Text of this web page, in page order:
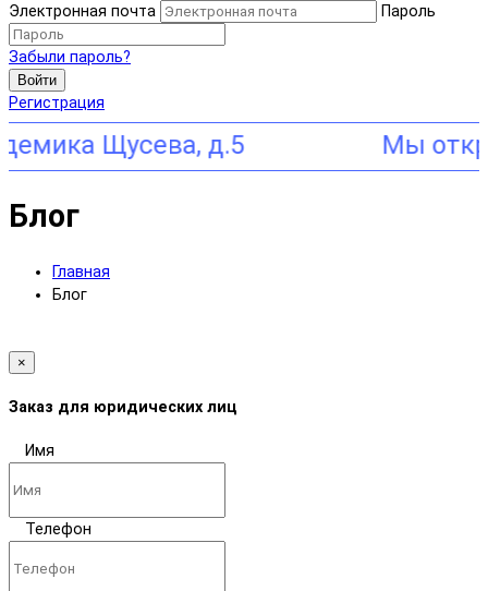
Электронная почта
Пароль
Забыли пароль?
Войти
Регистрация
Щусева, д.5
Блог
Главная
Блог
×
Заказ для юридических лиц
Имя
Телефон